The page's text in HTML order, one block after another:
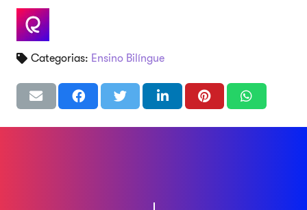
Categorias: Ensino Bilíngue